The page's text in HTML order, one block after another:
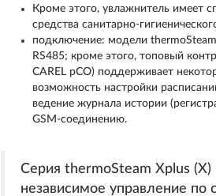
Кроме этого, увлажнитель имеет
средства санитарно-
подключение: модели
RS485; кроме этого, топовый
CAREL pCO) поддерживает
возможность настройки
ведение журнала истории
GSM-соединению.
Серия thermoSteam Xplus
независимое управление по